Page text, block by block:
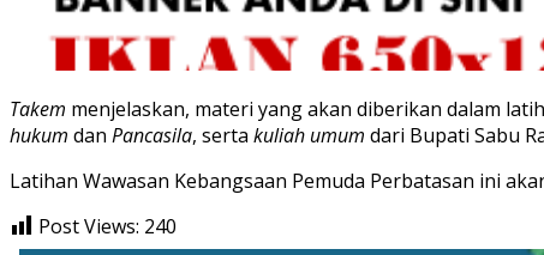
Takem menjelaskan, materi yang akan diberikan dalam
hukum dan Pancasila, serta kuliah umum dari Bupati Sabu
Latihan Wawasan Kebangsaan Pemuda Perbatasan ini
Post Views: 240